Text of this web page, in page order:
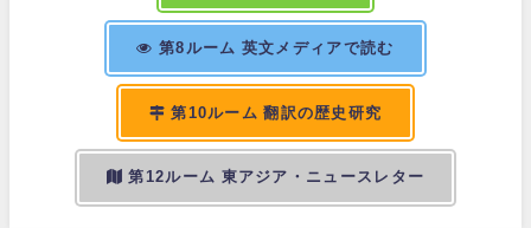
第8ルーム 英文メディアで読む
第10ルーム 翻訳の歴史研究
第12ルーム 東アジア・ニュースレター